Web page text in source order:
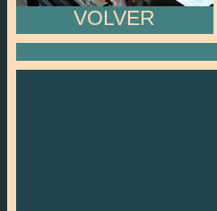
VOLVER